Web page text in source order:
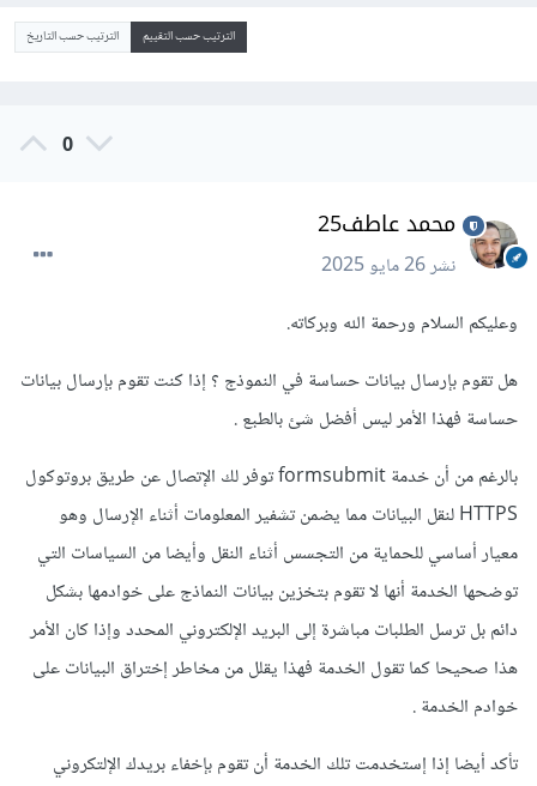
الترتيب حسب التقييم الترتيب حسب التاريخ
0
محمد عاطف25
نشر26 مايو 2025
وعليكم السلام ورحمة الله وبركاته.
هل تقوم بإرسال بيانات حساسة في النموذج ؟ إذا كنت تقوم بإرسال بيانات
حساسة فهذا الأمر ليس أفضل شئ بالطبع .
بالرغم من أن خدمة formsubmit توفر لك الإتصال عن طريق بروتوكول
HTTPS لنقل البيانات مما يضمن تشفير المعلومات أثناء الإرسال وهو
معيار أساسي للحماية من التجسس أثناء النقل وأيضا من السياسات التي
توضحها الخدمة أنها لا تقوم بتخزين بيانات النماذج على خوادمها بشكل
دائم بل ترسل الطلبات مباشرة إلى البريد الإلكتروني المحدد وإذا كان الأمر
هذا صحيحا كما تقول الخدمة فهذا يقلل من مخاطر إختراق البيانات على
خوادم الخدمة .
تأكد أيضا إذا إستخدمت تلك الخدمة أن تقوم بإخفاء بريدك الإلتكروني